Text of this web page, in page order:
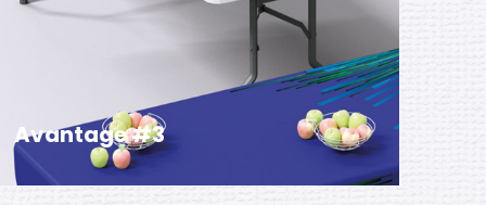
Avantage #3
La table pliante rectangulaire est équipée de
pieds en acier grainé, offrant robustesse et